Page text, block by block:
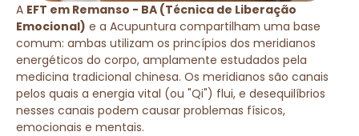
A EFT em Remanso - BA (Técnica de Liberação
Emocional) e a Acupuntura compartilham uma base
comum: ambas utilizam os princípios dos meridianos
energéticos do corpo, amplamente estudados pela
medicina tradicional chinesa. Os meridianos são canais
pelos quais a energia vital (ou "Qi") flui, e desequilíbrios
nesses canais podem causar problemas físicos,
emocionais e mentais.